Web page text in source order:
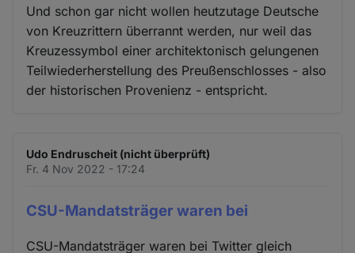
Und schon gar nicht wollen heutzutage Deutsche
von Kreuzrittern überrannt werden, nur weil das
Kreuzessymbol einer architektonisch gelungenen
Teilwiederherstellung des Preußenschlosses - also
der historischen Provenienz - entspricht.
Udo Endruscheit (nicht überprüft)
Fr. 4 Nov 2022 - 17:24
CSU-Mandatsträger waren bei
CSU-Mandatsträger waren bei Twitter gleich